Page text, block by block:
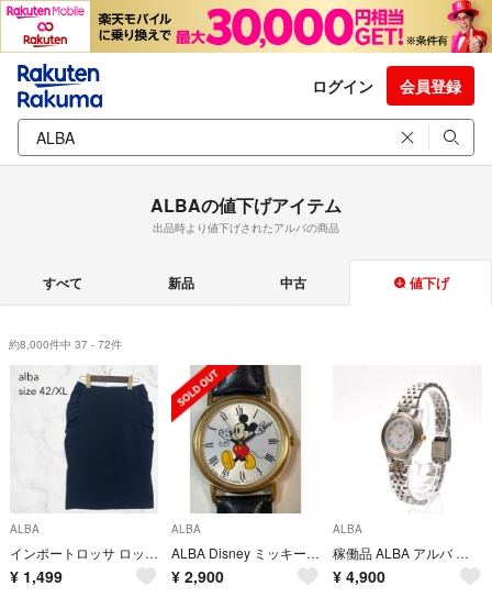
ログイン 会員登録
ALBAの値下げアイテム
出品時より値下げされたアルバの商品
すべて 新品 中古 値下げ
約8,000件中 37 - 72件
ALBA
インポートロッサ ロッサアルバ タイトスカート XL 黒 シャーリング ギャザー
¥ 1,499
ALBA
ALBA Disney ミッキーマウス 腕時計 クォーツ
¥ 2,900
ALBA
稼働品 ALBA アルバ レディース腕時計 ソーラー SEIKO セイコー
¥ 4,900